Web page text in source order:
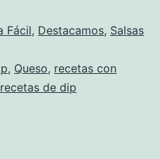
Fácil, Destacamos, Salsas
, Queso, recetas con
recetas de dip